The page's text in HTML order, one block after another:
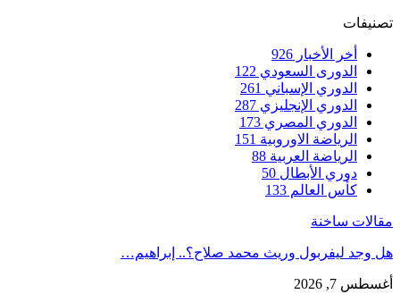
تصنيفات
أخر الأخبار 926
الدورى السعودي 122
الدوري الإسباني 261
الدوري الإنجليزي 287
الدوري المصري 173
الرياضة الاوروبية 151
الرياضة العربية 88
دوري الأبطال 50
كأس العالم 133
مقالات ساخنة
هل وجد ليفربول وريث محمد صلاح؟.. إبراهيم…
أغسطس 7, 2026